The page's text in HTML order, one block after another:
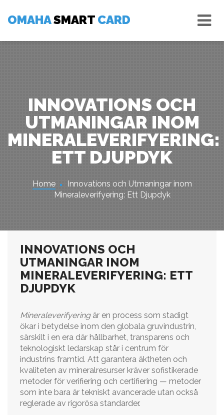
content
OMAHASMART CARD
INNOVATIONS OCH
UTMANINGAR INOM
MINERALEVERIFYERING:
ETT DJUPDYK
Home
Innovations och Utmaningar inom
Mineraleverifyering: Ett Djupdyk
INNOVATIONS OCH
UTMANINGAR INOM
MINERALEVERIFYERING: ETT
DJUPDYK
Mineraleverifyeringär en process som stadigt
ökar i betydelse inom den globala gruvindustrin,
särskilt i en era där hållbarhet, transparens och
teknologiskt ledarskap står i centrum för
industrins framtid. Att garantera äktheten och
kvaliteten av mineralresurser kräver sofistikerade
metoder för verifiering och certifiering — metoder
som inte bara är tekniskt avancerade utan också
reglerade av rigorösa standarder.